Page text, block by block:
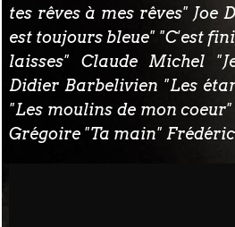
tes rêves à mes rêves" Joe
est toujours bleue" "C'est
laisses" Claude Michel
Didier Barbelivien "Les
"Les moulins de mon
Grégoire "Ta main"